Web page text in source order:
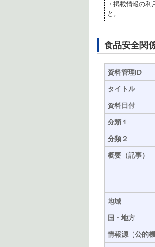
・掲載情報の
と。
食品安全関
資料管理ID
タイトル
資料日付
分類１
分類２
概要（記事）
地域
国・地方
情報源（公的機